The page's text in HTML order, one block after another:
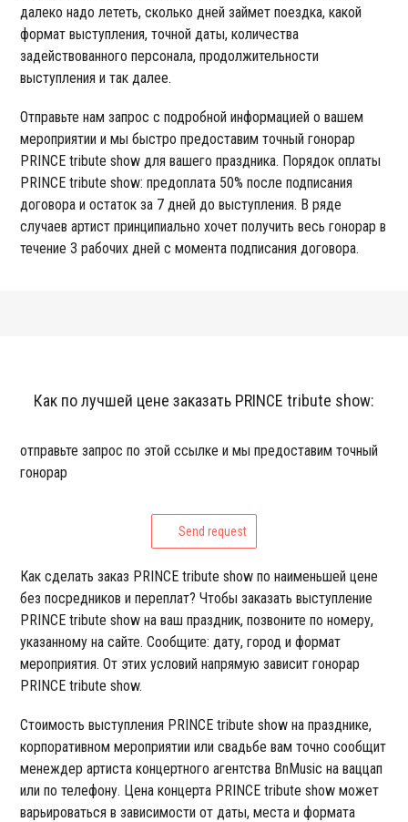
далеко надо лететь, сколько дней займет поездка, какой
формат выступления, точной даты, количества
задействованного персонала, продолжительности
выступления и так далее.
Отправьте нам запрос с подробной информацией о вашем
мероприятии и мы быстро предоставим точный гонорар
PRINCE tribute show для вашего праздника. Порядок оплаты
PRINCE tribute show: предоплата 50% после подписания
договора и остаток за 7 дней до выступления. В ряде
случаев артист принципиально хочет получить весь гонорар в
течение 3 рабочих дней с момента подписания договора.
Как по лучшей цене заказать PRINCE tribute show:
отправьте запрос по этой ссылке и мы предоставим точный
гонорар
Send request
Как сделать заказ PRINCE tribute show по наименьшей цене
без посредников и переплат? Чтобы заказать выступление
PRINCE tribute show на ваш праздник, позвоните по номеру,
указанному на сайте. Сообщите: дату, город и формат
мероприятия. От этих условий напрямую зависит гонорар
PRINCE tribute show.
Стоимость выступления PRINCE tribute show на празднике,
корпоративном мероприятии или свадьбе вам точно сообщит
менеждер артиста концертного агентства BnMusic на ваццап
или по телефону. Цена концерта PRINCE tribute show может
варьироваться в зависимости от даты, места и формата